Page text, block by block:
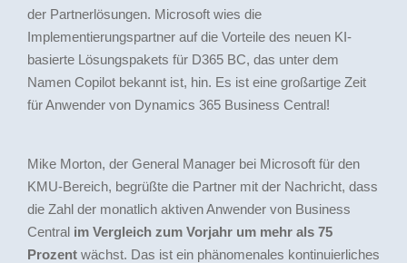
der Partnerlösungen. Microsoft wies die
Implementierungspartner auf die Vorteile des neuen KI-
basierte Lösungspakets für D365 BC, das unter dem
Namen Copilot bekannt ist, hin. Es ist eine großartige Zeit
für Anwender von Dynamics 365 Business Central!
Mike Morton, der General Manager bei Microsoft für den
KMU-Bereich, begrüßte die Partner mit der Nachricht, dass
die Zahl der monatlich aktiven Anwender von Business
Central im Vergleich zum Vorjahr um mehr als 75
Prozentwächst. Das ist ein phänomenales kontinuierliches